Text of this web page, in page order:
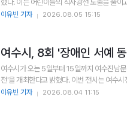
이유빈 기자 2026.08.05 15:15
여수시, 8회 '장애인 서예
여수시가 오는 5일부터 15일까지 여수진남
전'을 개최한다고 밝혔다.
이유빈 기자 2026.08.04 11:15